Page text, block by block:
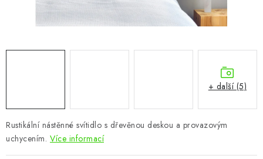
ZAHRADA
OSTATNÍ
VÝPRODEJ
Vše o nákupu Info
Reklamace a odstoupení od smlouvy
Rustikální nástěnné svítidlo s dřevěnou deskou a provazovým
uchycením. Více informací
+ další (5)